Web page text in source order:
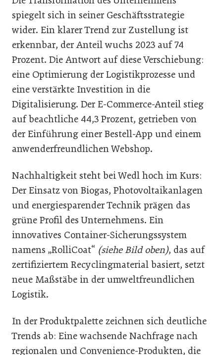
spiegelt sich in seiner Geschäftsstrategie
wider. Ein klarer Trend zur Zustellung ist
erkennbar, der Anteil wuchs 2023 auf 74
Prozent. Die Antwort auf diese Verschiebung:
eine Optimierung der Logistikprozesse und
eine verstärkte Investition in die
Digitalisierung. Der E-Commerce-Anteil stieg
auf beachtliche 44,3 Prozent, getrieben von
der Einführung einer Bestell-App und einem
anwenderfreundlichen Webshop.
Nachhaltigkeit steht bei Wedl hoch im Kurs:
Der Einsatz von Biogas, Photovoltaikanlagen
und energiesparender Technik prägen das
grüne Profil des Unternehmens. Ein
innovatives Container-Sicherungssystem
namens „RolliCoat“ (siehe Bild oben), das auf
zertifiziertem Recyclingmaterial basiert, setzt
neue Maßstäbe in der umweltfreundlichen
Logistik.
In der Produktpalette zeichnen sich deutliche
Trends ab: Eine wachsende Nachfrage nach
regionalen und Convenience-Produkten, die